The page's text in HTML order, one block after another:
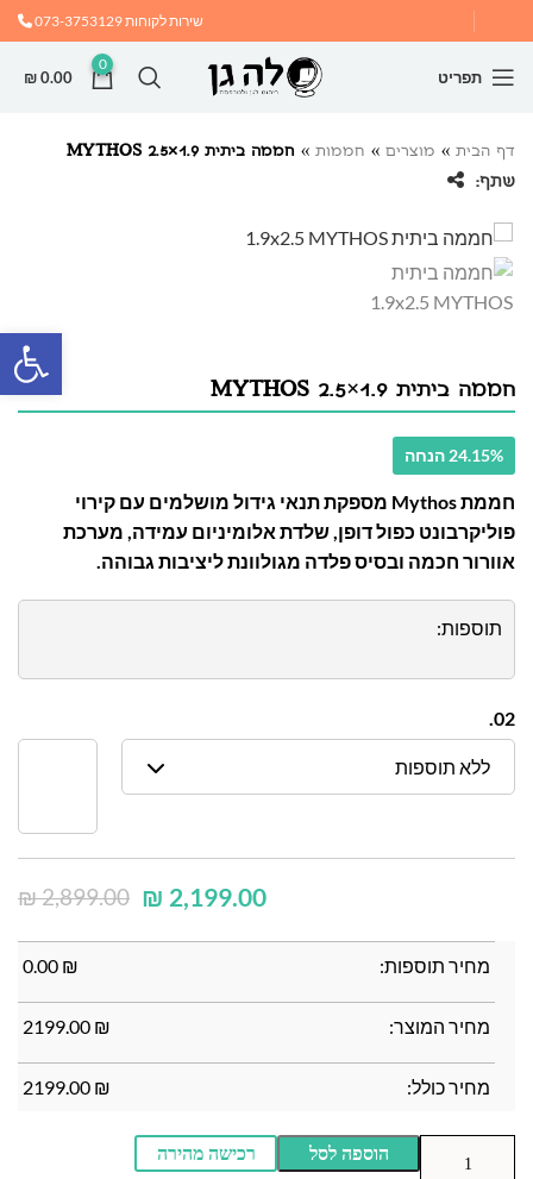
שירות לקוחות073-3753129
תפריט
0
₪0.00
דף הבית » מוצרים » חממות » חממה ביתית 1.9×2.5 MYTHOS
שתף:
חממה ביתית 1.9×2.5 MYTHOS
24.15% הנחה
חממת Mythos מספקת תנאי גידול מושלמים עם קירוי
פוליקרבונט כפול דופן, שלדת אלומיניום עמידה, מערכת
אוורור חכמה ובסיס פלדה מגולוונת ליציבות גבוהה.
תוספות:
02.
ללא תוספות
₪2,899.00 ₪ 2,199.00
מחיר תוספות: ₪
0.00
מחיר המוצר: ₪
2199.00
מחיר כולל: ₪
2199.00
הוספה לסל רכישה מהירה